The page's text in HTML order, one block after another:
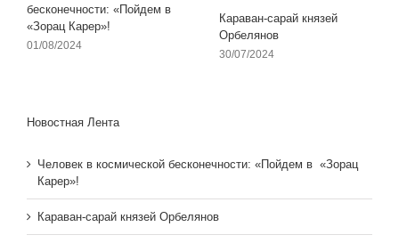
бесконечности: «Пойдем в
«Зорац Карер»!
01/08/2024
Караван-сарай князей
Орбелянов
30/07/2024
Новостная Лента
Человек в космической бесконечности: «Пойдем в «Зорац
Карер»!
Караван-сарай князей Орбелянов